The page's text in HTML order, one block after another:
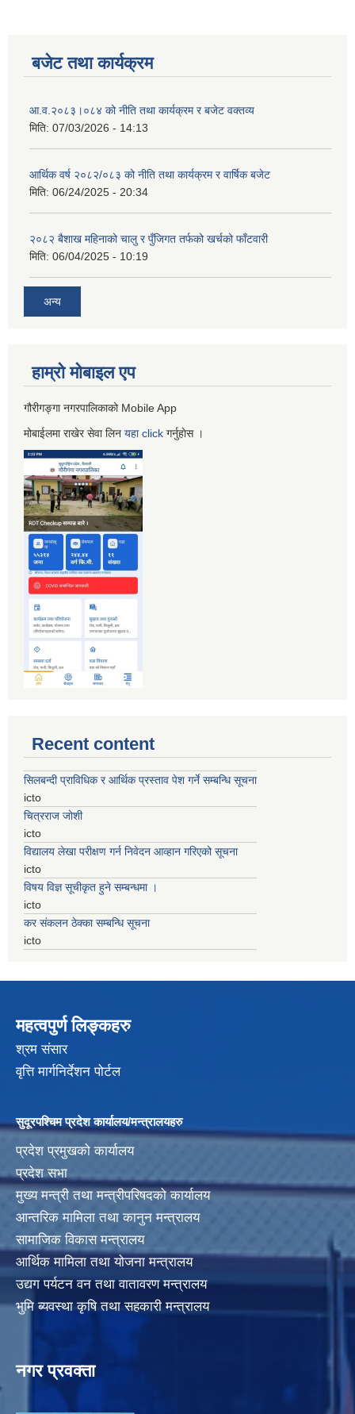
बजेट तथा कार्यक्रम
आ.व.२०८३।०८४ को नीति तथा कार्यक्रम र बजेट वक्तव्य
मिति: 07/03/2026 - 14:13
आर्थिक वर्ष २०८२/०८३ को नीति तथा कार्यक्रम र वार्षिक बजेट
मिति: 06/24/2025 - 20:34
२०८२ बैशाख महिनाको चालु र पुँजिगत तर्फको खर्चको फाँटवारी
मिति: 06/04/2025 - 10:19
अन्य
हाम्रो माेबाइल एप
गौरीगङ्गा नगरपालिकाको Mobile App
मोबाईलमा राखेर सेवा लिन यहाclick गर्नुहाेस ।
Recent content
सिलबन्दी प्राविधिक र आर्थिक प्रस्ताव पेश गर्ने सम्बन्धि सूचना
icto
चित्रराज जोशी
icto
विद्यालय लेखा परीक्षण गर्न निवेदन आव्हान गरिएको सूचना
icto
विषय विज्ञ सूचीकृत हुने सम्बन्धमा ।
icto
कर संकलन ठेक्का सम्बन्धि सूचना
icto
महत्वपुर्ण लिङ्कहरु
श्रम संसार
वृत्ति मार्गनिर्देशन पोर्टल
सुदूरपश्चिम प्रदेश कार्यालय/मन्त्रालयहरु
प्रदेश प्रमुखको कार्यालय
प्रदेश सभा
मुख्य मन्त्री तथा मन्त्रीपरिषदको कार्यालय
आन्तरिक मामिला तथा कानुन मन्त्रालय
सामाजिक विकास मन्त्रालय
आर्थिक मामिला तथा योजना मन्त्रालय
उद्यग पर्यटन वन तथा वातावरण मन्त्रालय
भुमि ब्यवस्था कृषि तथा सहकारी मन्त्रालय
नगर प्रवक्ता